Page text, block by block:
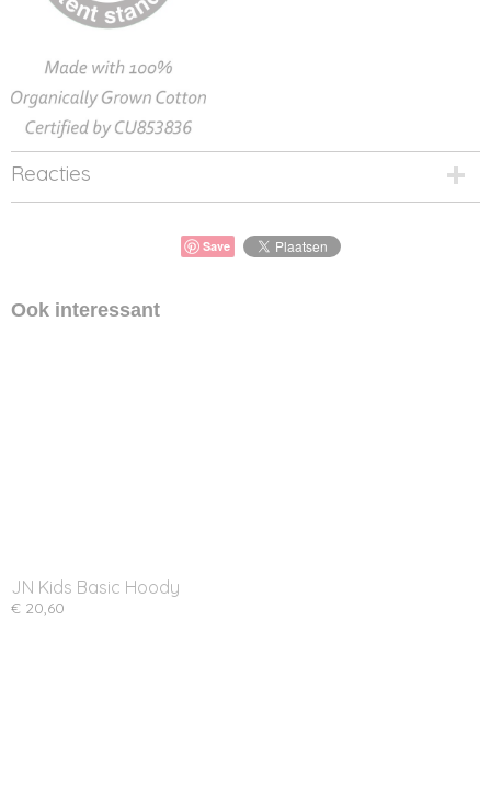
Reacties
Save
Ook interessant
JN Kids Basic Hoody
€ 20,60